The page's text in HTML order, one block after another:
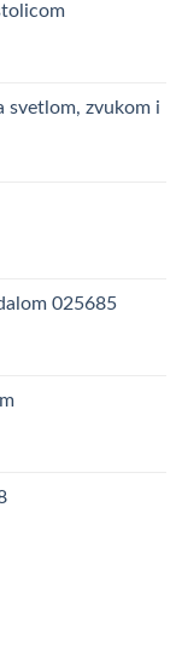
RSD.
svetlom, zvukom i
RSD.
RSD.
025685
RSD.